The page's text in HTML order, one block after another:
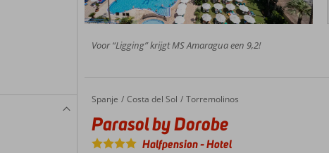
Voor “Ligging” krijgt MS Amaragua een 9,2!
Home
Spanje Costa del Sol Torremolinos
Parasol by Dorobe
Parasol by Dorobe
Halfpension-Hotel